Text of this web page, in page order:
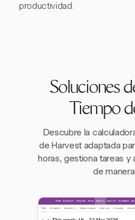
productividad.
Soluciones
Tiempo
Descubre la
de Harvest adaptada
horas, gestiona tareas y
de